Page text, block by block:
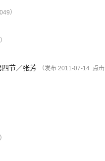
）
四节／张芳
（发布 2011-07-14 点击